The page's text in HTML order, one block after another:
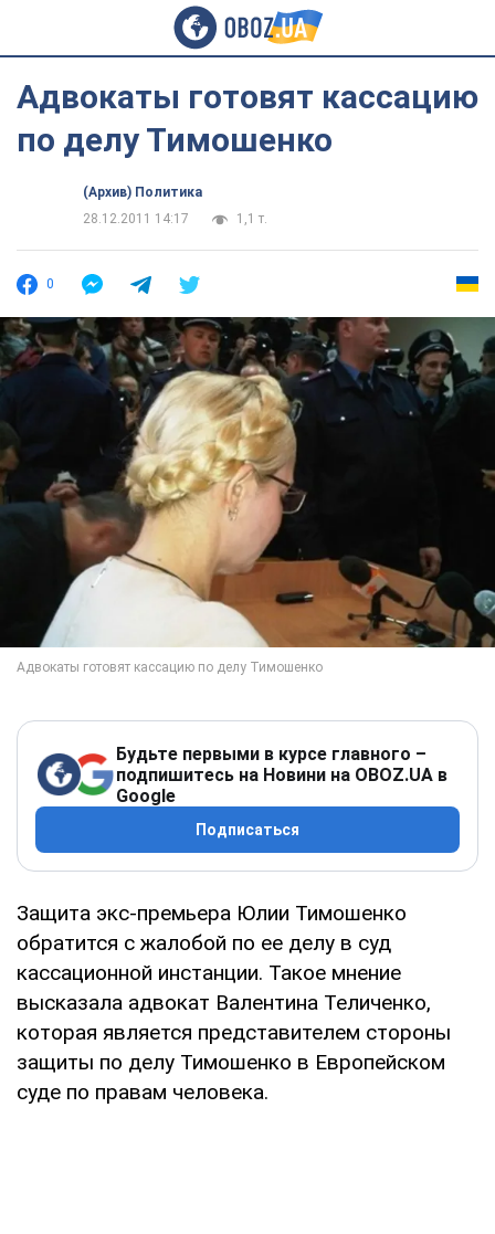
Адвокаты готовят кассацию
по делу Тимошенко
(Архив) Политика
28.12.2011 14:17
1,1 т.
0
Будьте первыми в курсе главного –
подпишитесь на Новини на OBOZ.UA в
Google
Подписаться
Защита экс-премьера Юлии Тимошенко
обратится с жалобой по ее делу в суд
кассационной инстанции. Такое мнение
высказала адвокат Валентина Теличенко,
которая является представителем стороны
защиты по делу Тимошенко в Европейском
суде по правам человека.